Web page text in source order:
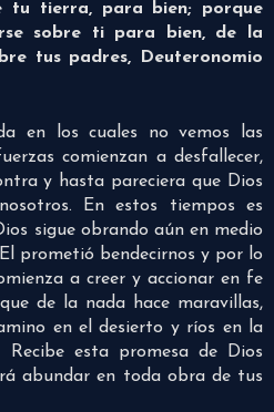
tu tierra, para bien; porque
sobre ti para bien, de la
tus padres, Deuteronomio
en los cuales no vemos las
comienzan a desfallecer,
y hasta pareciera que Dios
En estos tiempos es
sigue obrando aún en medio
prometió bendecirnos y por lo
a creer y accionar en fe
de la nada hace maravillas,
en el desierto y ríos en la
Recibe esta promesa de Dios
abundar en toda obra de tus